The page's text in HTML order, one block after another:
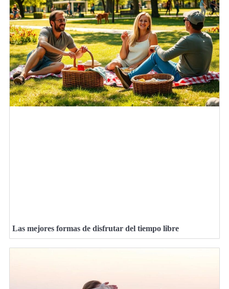
Las mejores formas de disfrutar del tiempo libre